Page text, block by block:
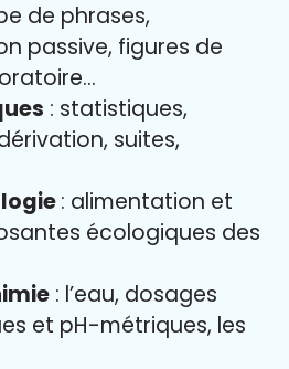
de phrases,
passive, figures de
: statistiques,
suites,
: alimentation et
écologiques des
: l’eau, dosages
et pH-métriques, les